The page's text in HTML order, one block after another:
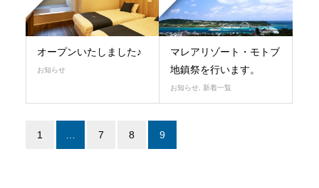
オープンいたしました♪
お知らせ
マレアリゾート・モトブ
地鎮祭を行います。
お知らせ 新着一覧
1 7 8 9